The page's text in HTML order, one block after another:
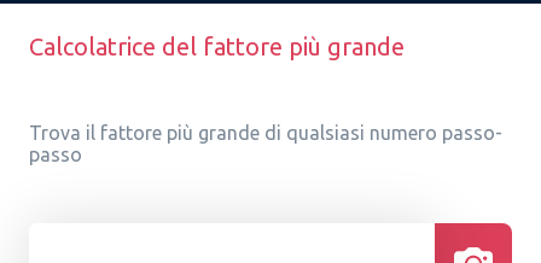
Calcolatrice del fattore più grande
Trova il fattore più grande di qualsiasi numero passo-
passo